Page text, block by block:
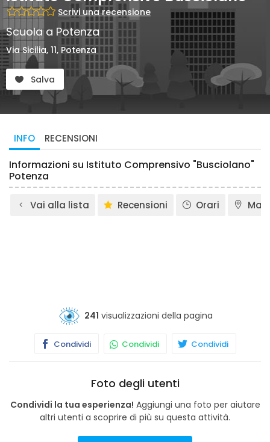
Scrivi una recensione
Scuola a Potenza
Via Sicilia, 11, Potenza
Salva
INFO RECENSIONI
Informazioni su Istituto Comprensivo "Busciolano"
Potenza
Vai alla lista Recensioni Orari
241 visualizzazioni della pagina
Condividi Condividi Condividi
Foto degli utenti
Condividi la tua esperienza! Aggiungi una foto per aiutare
altri utenti a scoprire di più su questa attività.